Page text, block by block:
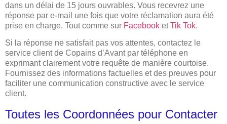
dans un délai de 15 jours ouvrables. Vous recevrez une
réponse par e-mail une fois que votre réclamation aura été
prise en charge. Tout comme sur Facebook etTik Tok.
Si la réponse ne satisfait pas vos attentes, contactez le
service client de Copains d’Avant par téléphone en
exprimant clairement votre requête de manière courtoise.
Fournissez des informations factuelles et des preuves pour
faciliter une communication constructive avec le service
client.
Toutes les Coordonnées pour Contacter